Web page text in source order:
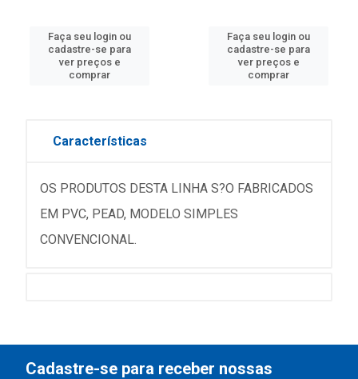
Faça seu login ou
cadastre-se para
ver preços e
comprar
Faça seu login ou
cadastre-se para
ver preços e
comprar
Características
OS PRODUTOS DESTA LINHA S?O FABRICADOS
EM PVC, PEAD, MODELO SIMPLES
CONVENCIONAL.
Cadastre-se para receber nossas